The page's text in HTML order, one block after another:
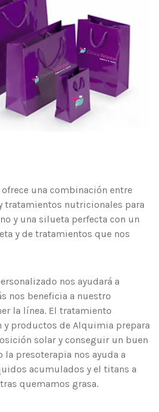
ofrece una combinación entre
tratamientos nutricionales para
y una silueta perfecta con un
y de tratamientos que nos
nos ayudará a
nos beneficia a nuestro
la línea. El tratamiento
y productos de Alquimia prepara
solar y conseguir un buen
presoterapia nos ayuda a
acumulados y el titans a
quemamos grasa.